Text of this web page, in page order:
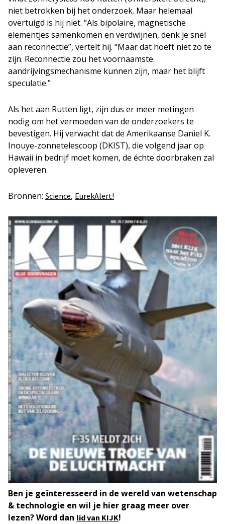
niet betrokken bij het onderzoek. Maar helemaal
overtuigd is hij niet. “Als bipolaire, magnetische
elementjes samenkomen en verdwijnen, denk je snel
aan reconnectie”, vertelt hij. “Maar dat hoeft niet zo te
zijn. Reconnectie zou het voornaamste
aandrijvingsmechanisme kunnen zijn, maar het blijft
speculatie.”
Als het aan Rutten ligt, zijn dus er meer metingen
nodig om het vermoeden van de onderzoekers te
bevestigen. Hij verwacht dat de Amerikaanse Daniel K.
Inouye-zonnetelescoop (DKIST), die volgend jaar op
Hawaii in bedrijf moet komen, de échte doorbraken zal
opleveren.
Bronnen: Science, EurekAlert!
Ben je geïnteresseerd in de wereld van wetenschap
& technologie en wil je hier graag meer over
lezen? Word dan lid van KIJK!